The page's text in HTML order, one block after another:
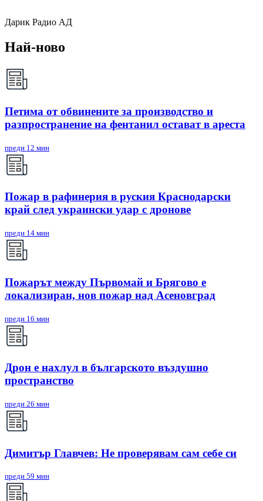
Дарик Радио АД
Най-ново
Петима от обвинените за производство и
разпространение на фентанил остават в ареста
преди 12 мин
Пожар в рафинерия в руския Краснодарски
край след украински удар с дронове
преди 14 мин
Пожарът между Първомай и Брягово е
локализиран, нов пожар над Асеновград
преди 16 мин
Дрон е нахлул в българското въздушно
пространство
преди 26 мин
Димитър Главчев: Не проверявам сам себе си
преди 59 мин